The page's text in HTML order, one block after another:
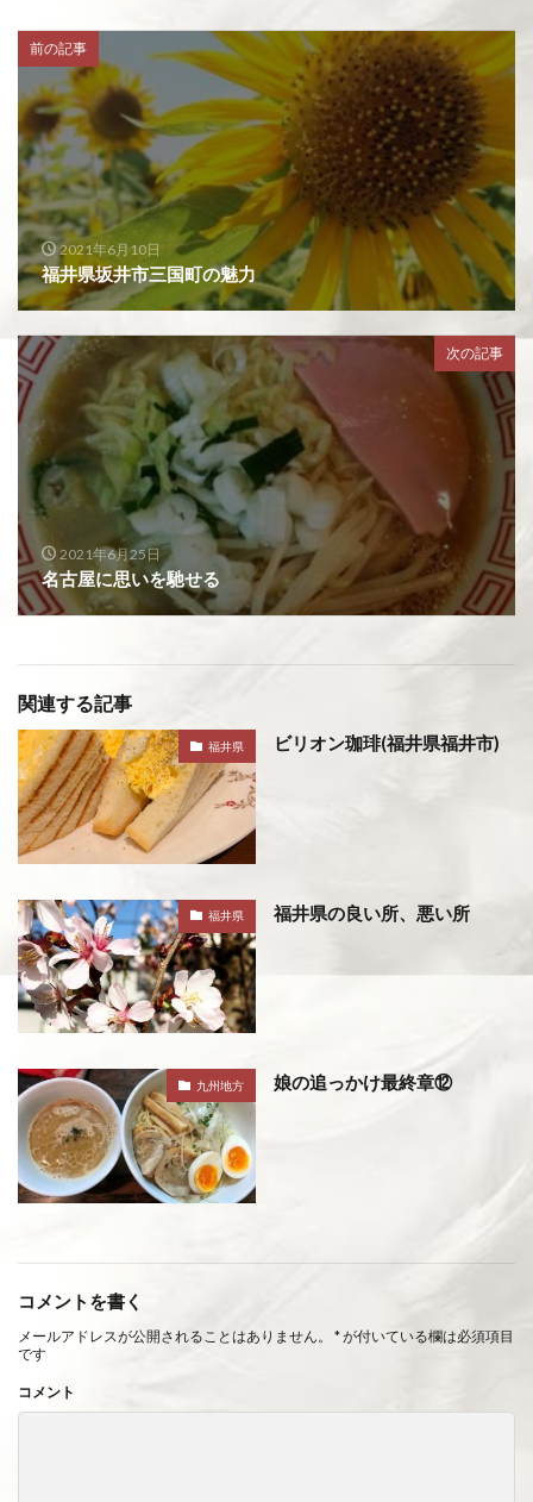
前の記事
2021年6月10日
福井県坂井市三国町の魅力
次の記事
2021年6月25日
名古屋に思いを馳せる
関連する記事
福井県 ビリオン珈琲(福井県福井市)
福井県 福井県の良い所、悪い所
九州地方 娘の追っかけ最終章⑫
コメントを書く
メールアドレスが公開されることはありません。 *が付いている欄は必須項目
です
コメント